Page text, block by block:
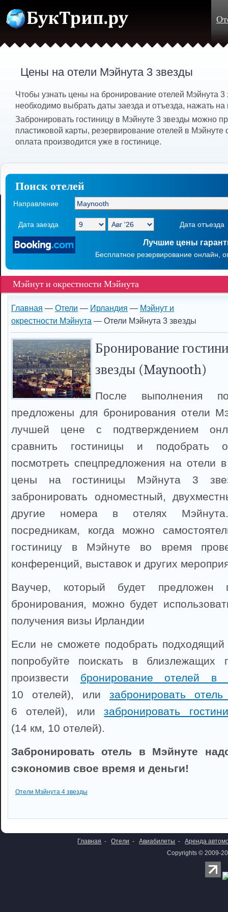
Цены на отели Мэйнута 3 звезды
Чтобы узнать цены на бронирование отелей Мэйнута 3
необходимо выбрать даты заезда и отъезда, нажать на
Забронировать гостиницу в Мэйнуте 3 звезды можно
пластиковой карты, резервирование отелей в Мэйнуте
оплата производится уже в гостинице.
Поиск отелей
Направление
Дата заезда Дата отъезда
Лучшие цены
Бесплатное резервирование онлайн,
Мэйнут и окрестности Мэйнута
Главная — Отели — Ирландия — Мэйнут и
окрестности Мэйнута — Отели Мэйнута 3 звезды
Бронирование
звезды (Maynooth)
После выполнения
предложены для бронирования отели
лучшей цене с подтверждением
сравнить гостиницы и подобрать
посмотреть спецпредложения на отели
цены на гостиницы Мэйнута 3
забронировать одноместный,
другие номера в отелях
посредникам, когда можно
гостиницу в Мэйнуте во время
конференций, выставок и других
Ваучер, который будет предложен
бронирования, можно будет
получения визы Ирландии
Если не сможете подобрать
попробуйте поискать в близлежащих
произвести бронирование отелей в
10 отелей), или забронировать
6 отелей), илизабронировать
(14 км, 10 отелей).
Забронировать отель в Мэйнуте
сэкономив свое время и деньги!
Отели Мэйнута 4 звезды
Главная - Отели - Авиабилеты -
Аренда
Copyrights © 2009-